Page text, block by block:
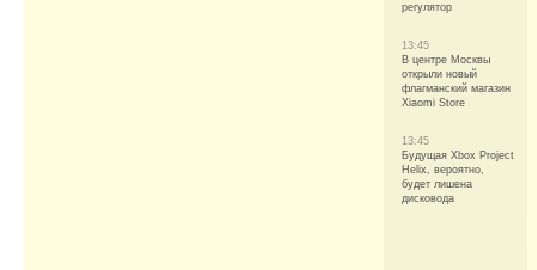
регулятор
13:45
В центре Москвы
открыли новый
флагманский магазин
Xiaomi Store
13:45
Будущая Xbox Project
Helix, вероятно,
будет лишена
дисковода